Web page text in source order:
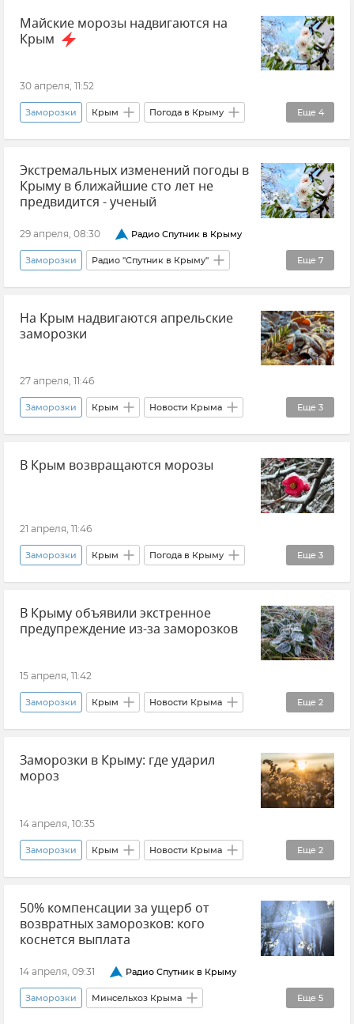
Денис Кратюк
Майские морозы надвигаются на
Крым
30 апреля, 11:52
Еще 4
Заморозки Крым Погода в Крыму
Крымская погода Новости Крыма
Штормовое предупреждение
ГУ МЧС РФ по Республике Крым
Экстремальных изменений погоды в
Крыму в ближайшие сто лет не
предвидится - ученый
29 апреля, 08:30 Радио Спутник в Крыму
Еще 7
Заморозки Радио "Спутник в Крыму"
Погода в Крыму Крымская погода
Сады Крыма Климат
Сельское хозяйство
На Крым надвигаются апрельские
заморозки
27 апреля, 11:46
Еще 3
Заморозки Крым Новости Крыма
Погода в Крыму
ГУ МЧС РФ по Республике Крым
В Крым возвращаются морозы
21 апреля, 11:46
Еще 3
Заморозки Крым Погода в Крыму
Крымская погода
Штормовое предупреждение
Новости Крыма
В Крыму объявили экстренное
предупреждение из-за заморозков
15 апреля, 11:42
Еще 2
Заморозки Крым Новости Крыма
Погода в Крыму
ГУ МЧС РФ по Республике Крым
Заморозки в Крыму: где ударил
мороз
14 апреля, 10:35
Еще 2
Заморозки Крым Новости Крыма
Крымский гидрометцентр
Татьяна Любецкая
50% компенсации за ущерб от
возвратных заморозков: кого
коснется выплата
14 апреля, 09:31 Радио Спутник в Крыму
Еще 5
Заморозки Минсельхоз Крыма